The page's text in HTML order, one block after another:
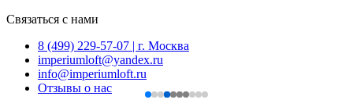
Связаться с нами
8 (499) 229-57-07 | г. Москва
imperiumloft@yandex.ru
info@imperiumloft.ru
Отзывы о нас